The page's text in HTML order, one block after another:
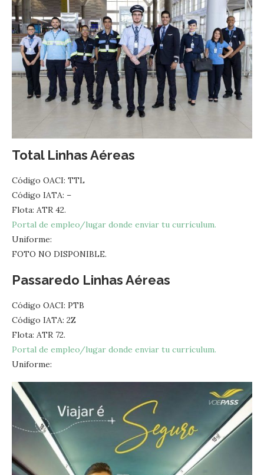
Total Linhas Aéreas
Código OACI: TTL
Código IATA: –
Flota: ATR 42.
Portal de empleo/lugar donde enviar tu currículum.
Uniforme:
FOTO NO DISPONIBLE.
Passaredo Linhas Aéreas
Código OACI: PTB
Código IATA: 2Z
Flota: ATR 72.
Portal de empleo/lugar donde enviar tu currículum.
Uniforme: